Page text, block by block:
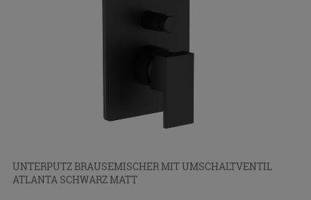
UNTERPUTZ BRAUSEMISCHER MIT UMSCHALTVENTIL
ATLANTA SCHWARZ MATT